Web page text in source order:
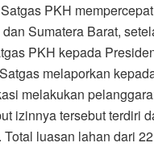
PKH
Sumatera Barat,
PKH kepada
melaporkan
melakukan
izinnya tersebut terdiri
luasan lahan dari